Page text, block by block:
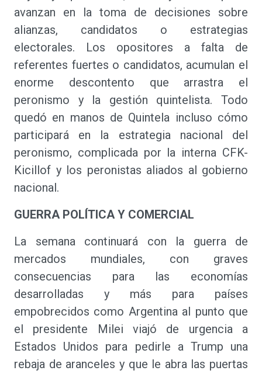
avanzan en la toma de decisiones sobre
alianzas, candidatos o estrategias
electorales. Los opositores a falta de
referentes fuertes o candidatos, acumulan el
enorme descontento que arrastra el
peronismo y la gestión quintelista. Todo
quedó en manos de Quintela incluso cómo
participará en la estrategia nacional del
peronismo, complicada por la interna CFK-
Kicillof y los peronistas aliados al gobierno
nacional.
GUERRA POLÍTICA Y COMERCIAL
La semana continuará con la guerra de
mercados mundiales, con graves
consecuencias para las economías
desarrolladas y más para países
empobrecidos como Argentina al punto que
el presidente Milei viajó de urgencia a
Estados Unidos para pedirle a Trump una
rebaja de aranceles y que le abra las puertas